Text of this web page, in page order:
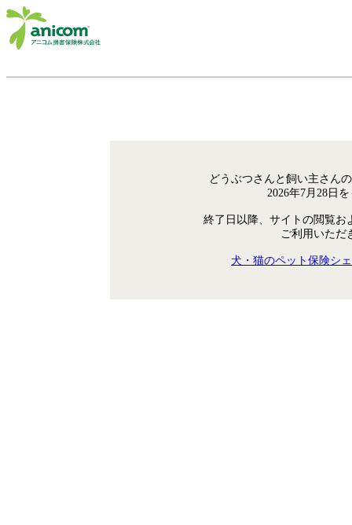
どうぶつさんと飼い主さん
2026年7月28日
終了日以降、サイトの閲覧お
ご利用いただ
犬・猫のペット保険シ